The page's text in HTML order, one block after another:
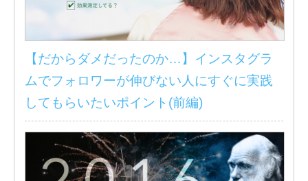
【だからダメだったのか…】インスタグラ
ムでフォロワーが伸びない人にすぐに実践
してもらいたいポイント(前編)